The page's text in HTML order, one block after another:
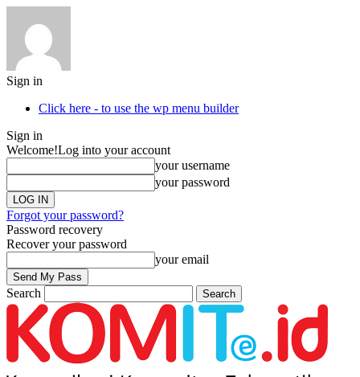
Sign in
Click here - to use the wp menu builder
Sign in
Welcome!Log into your account
your username
your password
Forgot your password?
Password recovery
Recover your password
your email
Search